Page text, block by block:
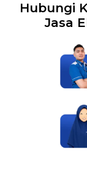
Hubungi
Jasa